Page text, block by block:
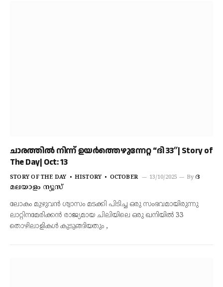
ചാരത്തിൽ നിന്ന് ഉയർത്തെഴുന്നേറ്റ “ദി 33″| Story of
The Day| Oct: 13
STORY OF THE DAY HISTORY OCTOBER 13/10/2025 By ദ
മലയാളം ന്യൂസ്
ലോകം മുഴുവൻ ശ്വാസം മടക്കി പിടിച്ച ഒരു സംഭവമായിരുന്നു
ലാറ്റിനമേരിക്കൻ രാജ്യമായ ചിലിയിലെ ഒരു ഖനിയിൽ 33
തൊഴിലാളികൾ കുടുങ്ങിയതും ,